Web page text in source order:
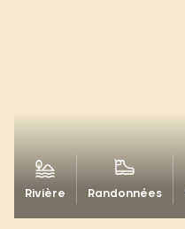
Rivière Randonnées